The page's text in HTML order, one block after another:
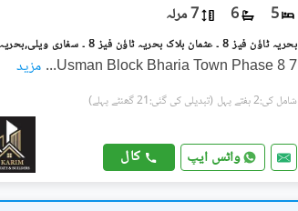
5
6 7 مرلہ
Usman Block Bharia Town Phase 8 7
... مزید
شامل کی:2 ہفتے پہل (تبدیلی کی گئی:21 گھنٹے پہلے)
واٹس ایپ کال